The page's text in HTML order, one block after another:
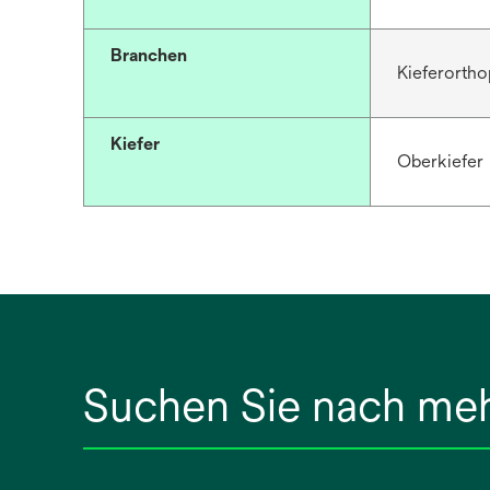
Branchen
Kiefer
Oberkiefer
Suchen Sie nach